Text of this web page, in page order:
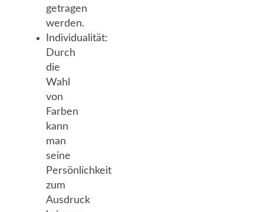
getragen
werden.
Individualität:
Durch
die
Wahl
von
Farben
kann
man
seine
Persönlichkeit
zum
Ausdruck